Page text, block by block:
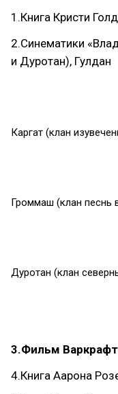
1.Книга Кристи
2.Синематики
и Дуротан), Гулдан
Каргат (клан
Громмаш (клан песнь
Дуротан (клан
3.Фильм Варкрафт
4.Книга Аарона